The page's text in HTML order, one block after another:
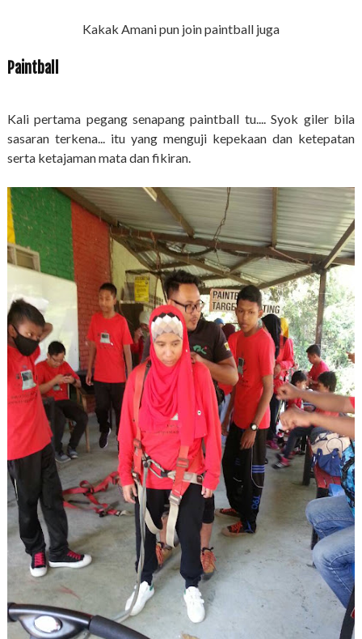
Kakak Amani pun join paintball juga
Paintball
Kali pertama pegang senapang paintball tu.... Syok giler bila
sasaran terkena... itu yang menguji kepekaan dan ketepatan
serta ketajaman mata dan fikiran.